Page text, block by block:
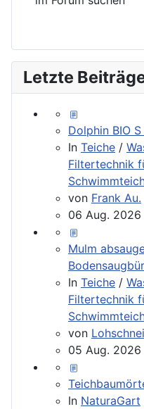
Letzte
Dolphin BIO
In Teiche /
Filtertechnik
von Frank Au.
06 Aug. 2026
Mulm
In Teiche /
Filtertechnik
von
05 Aug. 2026
In NaturaGart